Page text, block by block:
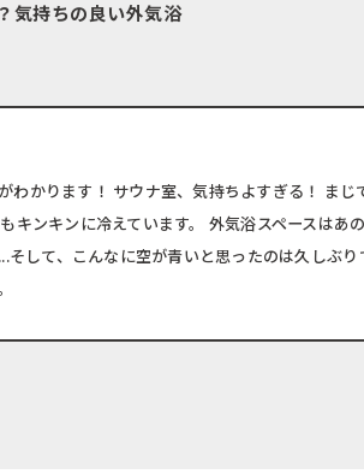
気持ちの良い外気浴
わかります！ サウナ室、気持ちよすぎる！ まじ
キンキンに冷えています。
外気浴スペースはあ
そして、こんなに空が青いと思ったのは久しぶり